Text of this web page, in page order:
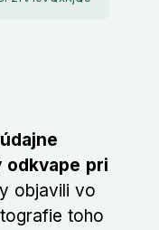
údajne
odkvape pri
objavili vo
toho